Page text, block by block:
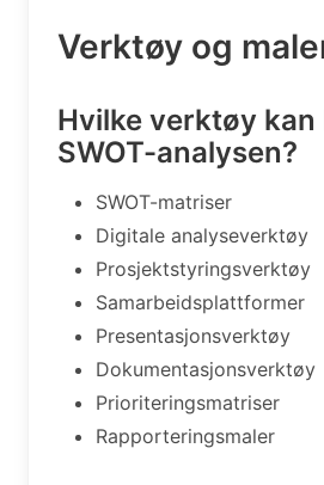
Verktøy og
Hvilke verktøy kan
SWOT-analysen?
SWOT-matriser
Digitale analyseverktøy
Prosjektstyringsverktøy
Samarbeidsplattformer
Presentasjonsverktøy
Dokumentasjonsverktøy
Prioriteringsmatriser
Rapporteringsmaler